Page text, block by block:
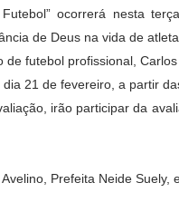
ocorrerá nesta
de Deus na vida de
futebol profissional,
21 de fevereiro, a partir
irão participar da
Prefeita Neide Suely,